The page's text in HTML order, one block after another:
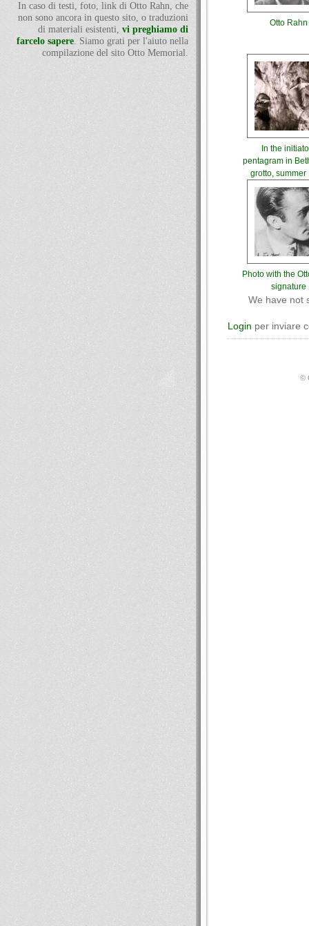
Otto Rahn
In the
pentagram in
grotto, summer
Photo with the
signature
We have not
Login per inviare
In caso di testi, foto, link di Otto Rahn, che
non sono ancora in questo sito, o traduzioni
di materiali esistenti, vi preghiamo di
farcelo sapere. Siamo grati per l'aiuto nella
compilazione del sito Otto Memorial.
©